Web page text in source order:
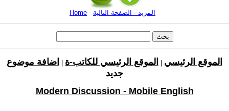
Home المزيد - الصفحة التالية
الموقع الرئيسي الموقع الرئيسي للكاتب-ة
اضافة موضوع
جديد
Modern Discussion - Mobile English